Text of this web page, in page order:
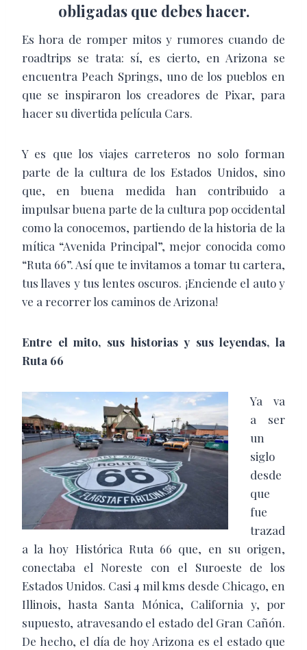
obligadas que debes hacer.
Es hora de romper mitos y rumores cuando de
roadtrips se trata: sí, es cierto, en Arizona se
encuentra Peach Springs, uno de los pueblos en
que se inspiraron los creadores de Pixar, para
hacer su divertida película Cars.
Y es que los viajes carreteros no solo forman
parte de la cultura de los Estados Unidos, sino
que, en buena medida han contribuido a
impulsar buena parte de la cultura pop occidental
como la conocemos, partiendo de la historia de la
mítica “Avenida Principal”, mejor conocida como
“Ruta 66”. Así que te invitamos a tomar tu cartera,
tus llaves y tus lentes oscuros. ¡Enciende el auto y
ve a recorrer los caminos de Arizona!
Entre el mito, sus historias y sus leyendas, la
Ruta 66
Ya va
a ser
un
siglo
desde
que
fue
trazad
a la hoy Histórica Ruta 66 que, en su origen,
conectaba el Noreste con el Suroeste de los
Estados Unidos. Casi 4 mil kms desde Chicago, en
Illinois, hasta Santa Mónica, California y, por
supuesto, atravesando el estado del Gran Cañón.
De hecho, el día de hoy Arizona es el estado que